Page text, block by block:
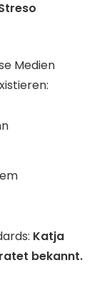
Medien
Katja
bekannt.